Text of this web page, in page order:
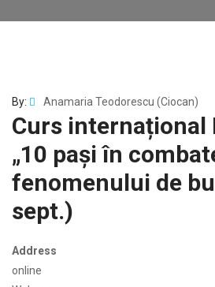
By: Anamaria Teodorescu (Ciocan)
Curs internațional
„10 pași în
fenomenului de
sept.)
Address
online